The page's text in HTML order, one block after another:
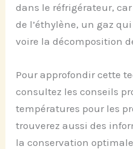
dans le réfrigérateur,
de l’éthylène, un gaz
voire la décomposition
Pour approfondir cette
consultez les conseils
températures pour les
trouverez aussi des
la conservation